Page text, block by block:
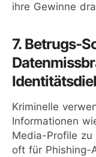
ihre Gewinne
7. Betrugs-
Kriminelle
Informationen
Media-Profile zu
oft für Phishing-